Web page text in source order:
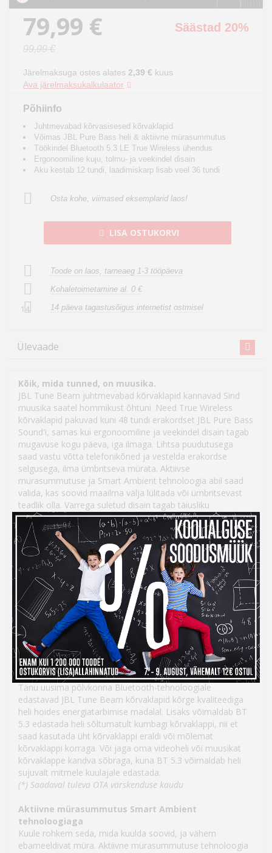
79,99 € Säästad 20%
99,99 €
Järelmaksuga ostes alates 2,39 € kuus
Ava järelmaksukalkulaator
Põhiinfo
Juhtmevabad kõrvasisesed kõrvaklapid
Võimas JBL Pure Bass heli & aktiivne mürasummutus
Töökindel Bluetooth 5.3 LE True Wireless ühendus
Ergonoomiline kuju, tolmu- ja veekindel disain
Aku kestab 12 tundi, laadimiskarp lisab veel 36 tundi
Osta kohe, viimased eksemplarid laos!
LISA OSTUKORVI
Toode on laos, tarneaeg 1-3 tööpäeva
Kohaletoimetamine al. 0 €
14 14 päeva tagastusõigus internetist ostmisel
Ülevaade
Kõik, mida tunned, on muusika.
JBL Tune Beam juhtmevabad kõrvaklapid kannavad Sind
muusika saatel hommikust õhtuni. Need True Wireless
kõrvaklapid pakuvad kuni 48 tundi erakordset JBL Pure Bass
Sound'i, samas kui ergonoomiline ja veekindel disain tagab
mugavuse kogu päeva, iga ilmaga. Lihtsa puudutusega
saad vastu võtta telefonikõned ja vestelda erakordse
selgusega, ilma ümbritseva mürata. Aktiivse
mürasummutuse ja Smart Ambient tehnoloogia abil saad
valida, kas soovid maailma välja lülitada või ümbritsevast
teadlik olla. Varrega suletud disain tagab täiusliku
müraisolatsiooni ja kindla istuvuse. Mis kõige parem, JBL
Headphones rakendus võimaldab kogu kuulamiskogemust
isikupärastada. Püsi oma maailmaga ühenduses, nii nagu
Sina soovid.
JBL Pure Bass heli
Juba aastakümneid on JBL seisnud hea selle eest, et
suurtes kontserdisaalides kõlav heli oleks kvaliteetne ja
võimas ning selle sama eesmärgiga on loodud ka nende
JBL kõrvaklappide heli – sügav ja võimas. Nutika disainiga 6
mm draiverid täiustavad kõrvaklappide varrega disaini,
tagades, et tunnetad pulseerivat rütmi.
Bluetooth 5.3 LE heli toega (*)
Tänu uusima põlvkonna Bluetooth-tehnoloogiale
edastavad JBL Tune Beam kõrvaklapid kõrge kvaliteediga
heli hoides energiatarbimise madalal. Lisaks võimaldab BT
5.3 edastada heli sõltumatult kumbagi kõrvaklappi, nii et
saad kasutada üht kõrvaklappi eraldi või mõlemat
kõrvaklappi korraga. Või jaga oma videoheli või muusikat
kõrvaklappe kandva sõbraga, kuna BT 5.3 võimaldab heli
sujuvalt mitmele kuulajale edastada.
(*) Saadaval tuleva OTA värskenduse kaudu
Aktiivne mürasummutus Smart Ambient
tehnoloogiaga
Kuule rohkem seda, mida kuulda soovid, ja vähem
ebameeldivat müra. Aktiivne mürasummutuse tehnoloogia